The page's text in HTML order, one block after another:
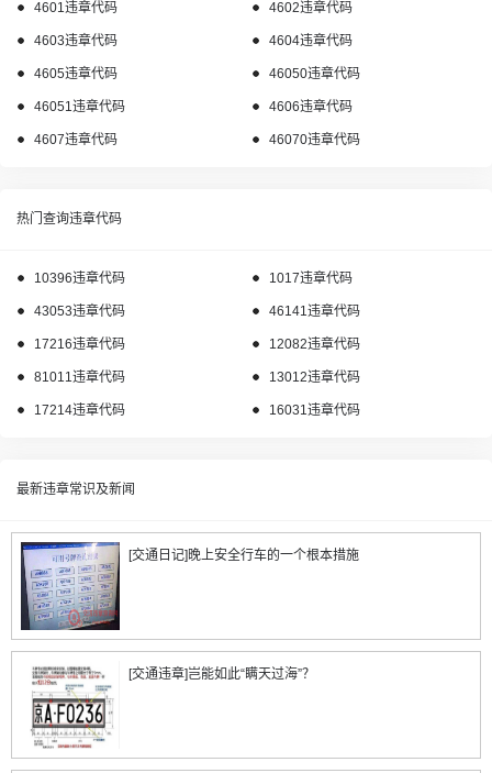
4601违章代码 4602违章代码
4603违章代码 4604违章代码
4605违章代码 46050违章代码
46051违章代码 4606违章代码
4607违章代码 46070违章代码
热门查询违章代码
10396违章代码 1017违章代码
43053违章代码 46141违章代码
17216违章代码 12082违章代码
81011违章代码 13012违章代码
17214违章代码 16031违章代码
最新违章常识及新闻
[交通日记]晚上安全行车的一个根本措施
[交通违章]岂能如此“瞒天过海”？